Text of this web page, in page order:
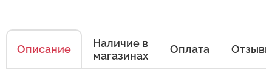
Описание
Наличие в
магазинах
Оплата Отзывы
Есть несколько простых правил, чтобы цветы
в Вашем букете или композиции сохраняли
свежесть как можно дольше.